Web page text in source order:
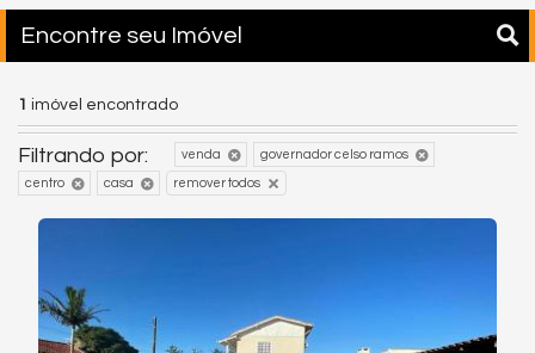
Encontre seu Imóvel
1 imóvel encontrado
Filtrando por: venda governador celso ramos
centro casa remover todos